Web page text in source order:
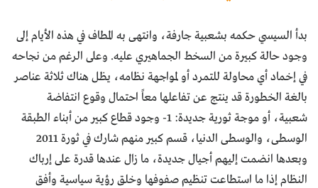
بدأ السيسي حكمه بشعبية جارفة، وانتهى به المطاف في هذه الأيام إلى
وجود حالة كبيرة من السخط الجماهيري عليه. وعلى الرغم من نجاحه
في إخماد أي محاولة للتمرد أو لمواجهة نظامه، يظل هناك ثلاثة عناصر
بالغة الخطورة قد ينتج عن تفاعلها معاً احتمال وقوع انتفاضة
شعبية، أو موجة ثورية جديدة: 1- وجود قطاع كبير من أبناء الطبقة
الوسطى، والوسطى الدنيا، قسم كبير منهم شارك في ثورة 2011
وبعدها انضمت إليهم أجيال جديدة، ما زال عندها قدرة على إرباك
النظام إذا ما استطاعت تنظيم صفوفها وخلق رؤية سياسية وأفق